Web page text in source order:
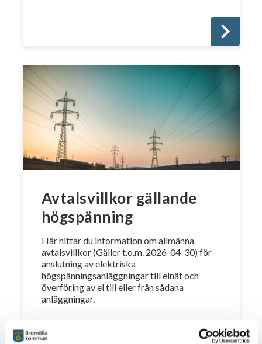
Avtalsvillkor gällande
högspänning
Här hittar du information om allmänna
avtalsvillkor (Gäller t.o.m. 2026-04-30) för
anslutning av elektriska
högspänningsanläggningar till elnät och
överföring av el till eller från sådana
anläggningar.